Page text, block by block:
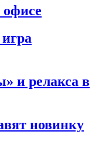
офисе
и релакса в
новинку